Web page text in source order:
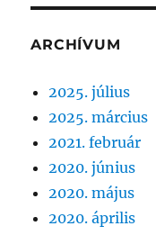
ARCHÍVUM
2025. július
2025. március
2021. február
2020. június
2020. május
2020. április